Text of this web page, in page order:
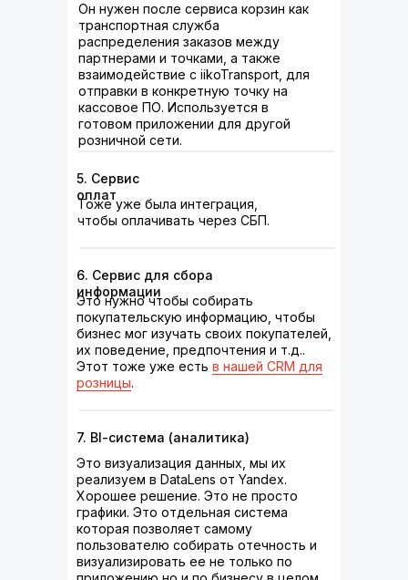
Он нужен после сервиса корзин как
транспортная служба
распределения заказов между
партнерами и точками, а также
взаимодействие с iikoTransport, для
отправки в конкретную точку на
кассовое ПО. Используется в
готовом приложении для другой
розничной сети.
5. Сервис
оплат
Тоже уже была интеграция,
чтобы оплачивать через СБП.
6. Сервис для сбора
информации
Это нужно чтобы собирать
покупательскую информацию, чтобы
бизнес мог изучать своих покупателей,
их поведение, предпочтения и т.д..
Этот тоже уже есть в нашей CRM для
розницы.
7. BI-cистема (аналитика)
Это визуализация данных, мы их
реализуем в DataLens от Yandex.
Хорошее решение. Это не просто
графики. Это отдельная система
которая позволяет самому
пользователю собирать отечность и
визуализировать ее не только по